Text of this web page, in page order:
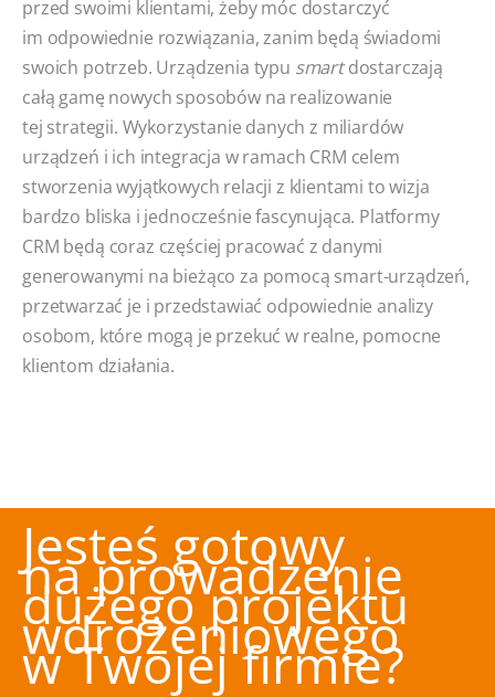
przed swoimi klientami, żeby móc dostarczyć
im odpowiednie rozwiązania, zanim będą świadomi
swoich potrzeb. Urządzenia typu smartdostarczają
całą gamę nowych sposobów na realizowanie
tej strategii. Wykorzystanie danych z miliardów
urządzeń i ich integracja w ramach CRM celem
stworzenia wyjątkowych relacji z klientami to wizja
bardzo bliska i jednocześnie fascynująca. Platformy
CRM będą coraz częściej pracować z danymi
generowanymi na bieżąco za pomocą smart-urządzeń,
przetwarzać je i przedstawiać odpowiednie analizy
osobom, które mogą je przekuć w realne, pomocne
klientom działania.
Jesteś gotowy
na prowadzenie
dużego projektu
wdrożeniowego
w Twojej firmie?